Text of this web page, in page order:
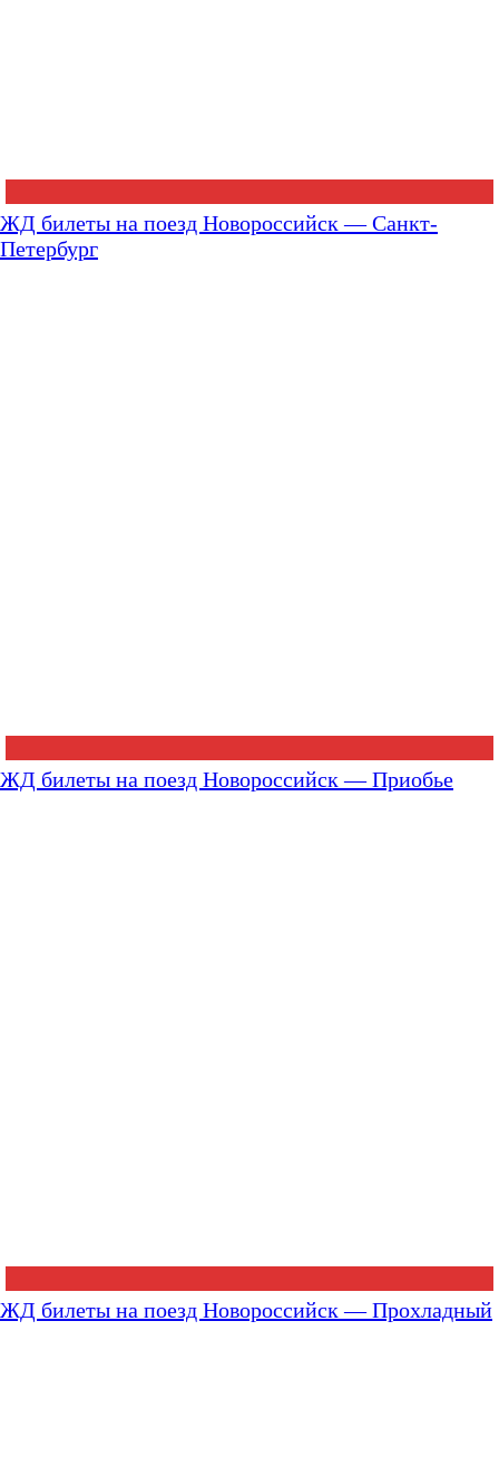
ЖД билеты на поезд Новороссийск — Санкт-
Петербург
ЖД билеты на поезд Новороссийск — Приобье
ЖД билеты на поезд Новороссийск — Прохладный